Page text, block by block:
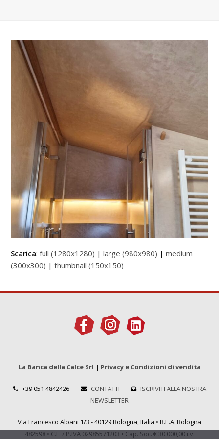
Scarica:full (1280x1280) |large (980x980) |medium
(300x300) |thumbnail (150x150)
La Banca della Calce Srl | Privacy e Condizioni di vendita
+39 051 4842426 CONTATTI
ISCRIVITI ALLA NOSTRA
NEWSLETTER
Via Francesco Albani 1/3 - 40129 Bologna, Italia • R.E.A. Bologna
482598 • C.F. / P.IVA 02985571203 • Cap. Soc. € 30.000,00 i.v.